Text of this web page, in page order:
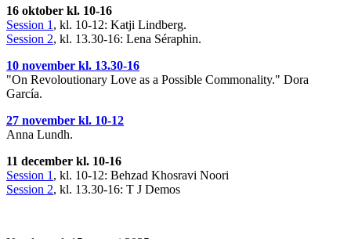
16 oktober kl. 10-16
Session 1 , kl. 10-12: Katji Lindberg.
Session 2, kl. 13.30-16: Lena Séraphin.
10 november kl. 13.30-16
"On Revoloutionary Love as a Possible Commonality." Dora
García.
27 november kl. 10-12
Anna Lundh.
11 december kl. 10-16
Session 1 , kl. 10-12: Behzad Khosravi Noori
Session 2, kl. 13.30-16: T J Demos